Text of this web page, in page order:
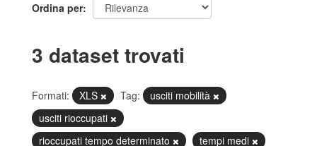
Ordina per
3 dataset trovati
Formati: XLS Tag:
usciti mobilità
usciti rioccupati
rioccupati tempo determinato
tempi medi